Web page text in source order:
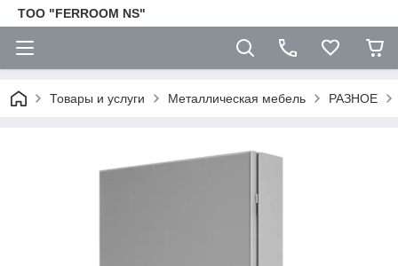
TOO "FERROOM NS"
Товары и услуги Металлическая мебель РАЗНОЕ